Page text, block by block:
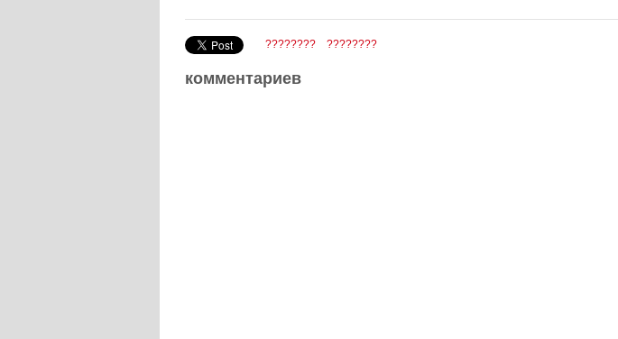
???????? ????????
комментариев